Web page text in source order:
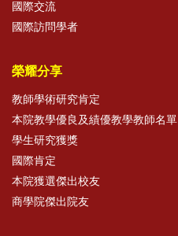
國際交流
國際訪問學者
榮耀分享
教師學術研究肯定
本院教學優良及績優教學教師名單
學生研究獲獎
國際肯定
本院獲選傑出校友
商學院傑出院友